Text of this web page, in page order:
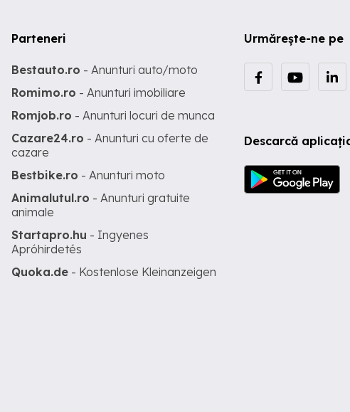
Urmărește-ne pe
Descarcă
Parteneri
Bestauto.ro - Anunturi auto/moto
Romimo.ro - Anunturi imobiliare
Romjob.ro - Anunturi locuri de munca
Cazare24.ro - Anunturi cu oferte de
cazare
Bestbike.ro - Anunturi moto
Animalutul.ro - Anunturi gratuite
animale
Startapro.hu - Ingyenes
Apróhirdetés
Quoka.de - Kostenlose Kleinanzeigen